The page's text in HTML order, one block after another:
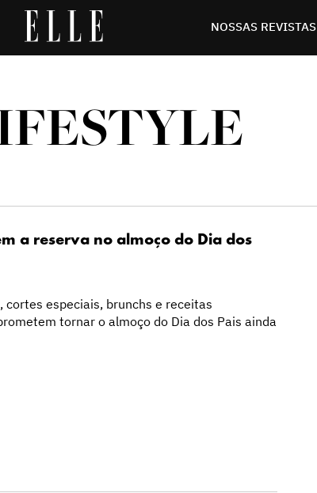
NOSSAS REVISTAS
a reserva no almoço do Dia dos
cortes especiais, brunchs e receitas
tornar o almoço do Dia dos Pais ainda